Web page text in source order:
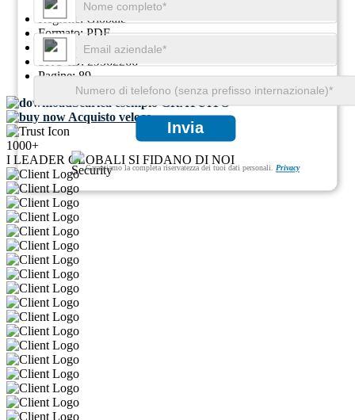
Regione: Globale
Formato:PDF
ID report:GGI116463
SKU ID: 29562266
Pagine:89
Scarica esempio GRATUITO
Acquisto veloce
1000+
I LEADER GLOBALI SI FIDANO DI NOI
Invia
Garantiamo la completa riservatezza dei tuoi dati personali. Privacy